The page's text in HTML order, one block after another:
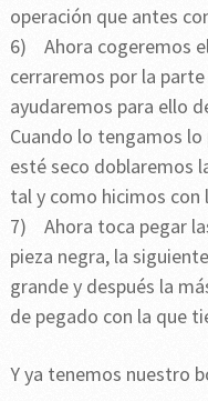
operación que antes
6) Ahora cogeremos
cerraremos por la
ayudaremos para ello
Cuando lo tengamos
esté seco doblaremos
tal y como hicimos con
7) Ahora toca pegar
pieza negra, la
grande y después la
de pegado con la que
Y ya tenemos nuestro